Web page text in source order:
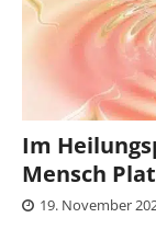
Im
Mensch
19. November